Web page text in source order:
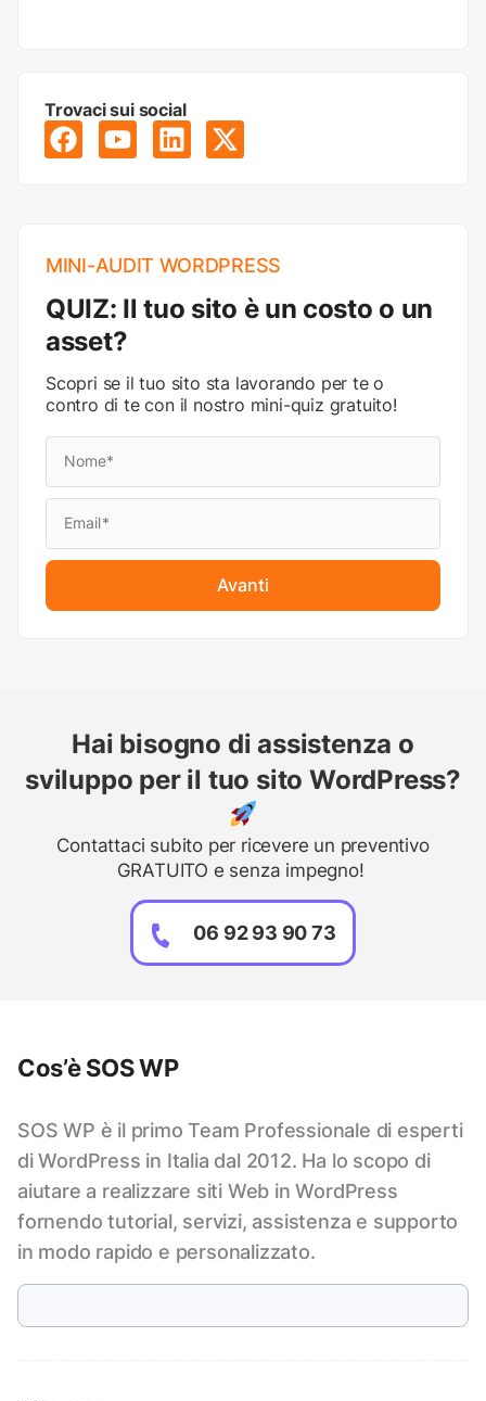
Trovaci sui social
MINI-AUDIT WORDPRESS
QUIZ: Il tuo sito è un costo o un
asset?
Scopri se il tuo sito sta lavorando per te o
contro di te con il nostro mini-quiz gratuito!
Avanti
Hai bisogno di assistenza o
sviluppo per il tuo sito WordPress?
Contattaci subito per ricevere un preventivo
GRATUITO e senza impegno!
06 92 93 90 73
Cos’è SOS WP
SOS WP è il primo Team Professionale di esperti
di WordPress in Italia dal 2012. Ha lo scopo di
aiutare a realizzare siti Web in WordPress
fornendo tutorial, servizi, assistenza e supporto
in modo rapido e personalizzato.